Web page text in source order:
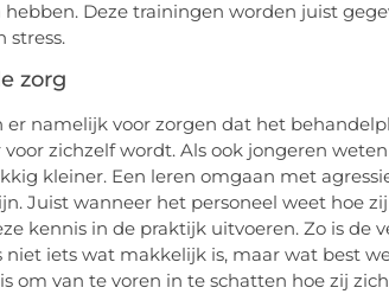
Deze trainingen worden juist
stress.
zorg
namelijk voor zorgen dat het
zichzelf wordt. Als ook jongeren
kleiner. Een leren omgaan met
Juist wanneer het personeel weet hoe
kennis in de praktijk uitvoeren. Zo is de
iets wat makkelijk is, maar wat best
om van te voren in te schatten hoe zij